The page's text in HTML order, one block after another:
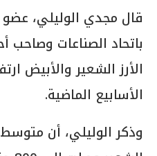
قال مجدي الوليلي، عضو
باتحاد الصناعات وصاحب
الأرز الشعير والأبيض
الأسابيع الماضية.
وذكر الوليلي، أن